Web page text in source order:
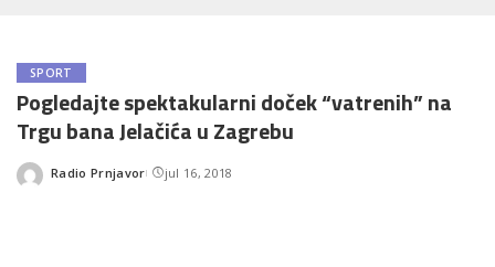
SPORT
Pogledajte spektakularni doček “vatrenih” na
Trgu bana Jelačića u Zagrebu
Posted
Radio Prnjavor jul 16, 2018